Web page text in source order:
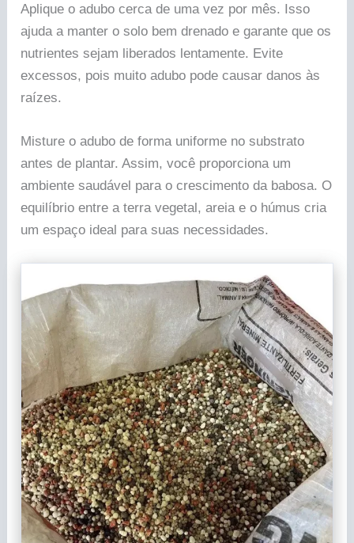
Aplique o adubo cerca de uma vez por mês. Isso
ajuda a manter o solo bem drenado e garante que os
nutrientes sejam liberados lentamente. Evite
excessos, pois muito adubo pode causar danos às
raízes.
Misture o adubo de forma uniforme no substrato
antes de plantar. Assim, você proporciona um
ambiente saudável para o crescimento da babosa. O
equilíbrio entre a terra vegetal, areia e o húmus cria
um espaço ideal para suas necessidades.